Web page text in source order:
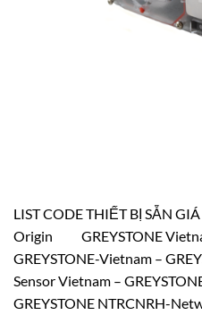
LIST CODE THIẾT BỊ SẴN
Origin GREYSTONE
GREYSTONE-Vietnam –
Sensor Vietnam –
GREYSTONE NTRCNRH-